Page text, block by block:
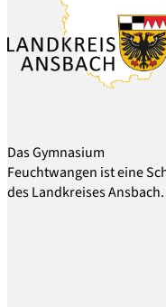
Das Gymnasium
Feuchtwangen ist eine
des Landkreises Ansbach.